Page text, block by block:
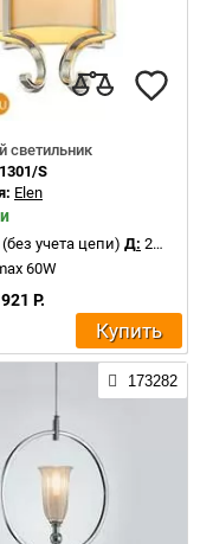
светильник
S
Elen
учета цепи) Д: 22 см
60W
Р.
Купить
173282